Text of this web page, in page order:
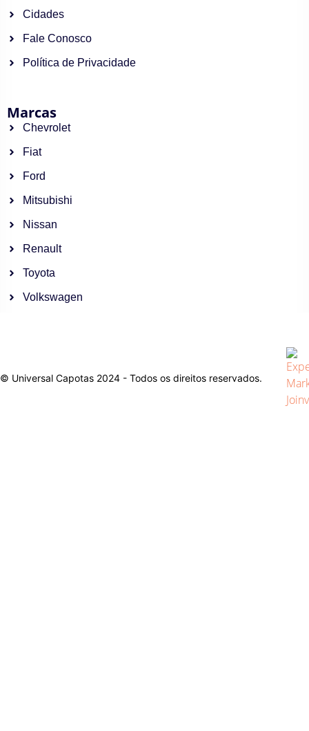
Cidades
Fale Conosco
Política de Privacidade
Marcas
Chevrolet
Fiat
Ford
Mitsubishi
Nissan
Renault
Toyota
Volkswagen
© Universal Capotas 2024 - Todos os direitos reservados.